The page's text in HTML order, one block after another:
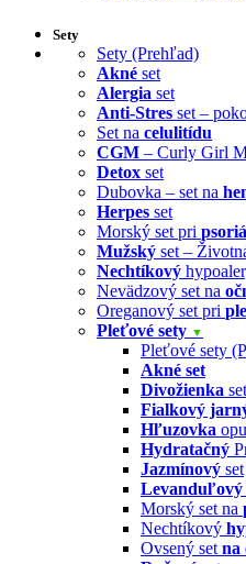
Sety
Sety (Prehľad)
Akné set
Alergia set
Anti-Stres set –
Set na celulitídu
CGM – Curly Girl
Detox set
Dubovka – set na
Herpes set
Morský set pri
Mužský set –
Nechtíkový
Nevädzový set na
Oreganový set pri
Pleťové sety ▼
Pleťové sety
Akné set
Divožienka set
Fialkový
Hľuzovka
Hydratačný
Jazmínový set
Levanduľový
Morský set na
Nechtíkový
Ovsený set na